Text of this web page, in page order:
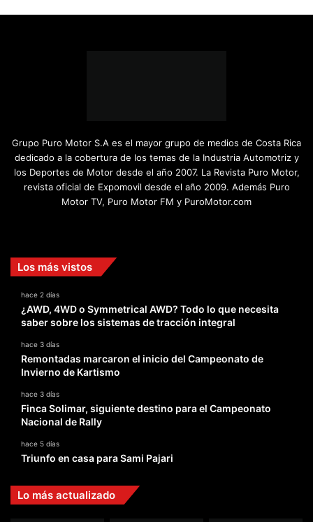
Grupo Puro Motor S.A es el mayor grupo de medios de Costa Rica
dedicado a la cobertura de los temas de la Industria Automotriz y
los Deportes de Motor desde el año 2007. La Revista Puro Motor,
revista oficial de Expomovil desde el año 2009. Además Puro
Motor TV, Puro Motor FM y PuroMotor.com
Los más vistos
hace 2 días
¿AWD, 4WD o Symmetrical AWD? Todo lo que necesita
saber sobre los sistemas de tracción integral
hace 3 días
Remontadas marcaron el inicio del Campeonato de
Invierno de Kartismo
hace 3 días
Finca Solimar, siguiente destino para el Campeonato
Nacional de Rally
hace 5 días
Triunfo en casa para Sami Pajari
Lo más actualizado